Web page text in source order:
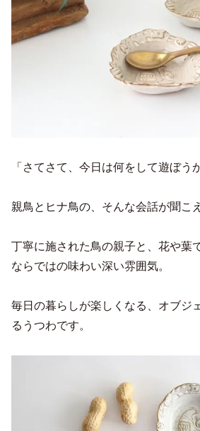
「さてさて、今日は何をして遊ぼう
親鳥とヒナ鳥の、そんな会話が聞こ
丁寧に施された鳥の親子と、花や葉
ならではの味わい深い雰囲気。
毎日の暮らしが楽しくなる、オブジ
るうつわです。